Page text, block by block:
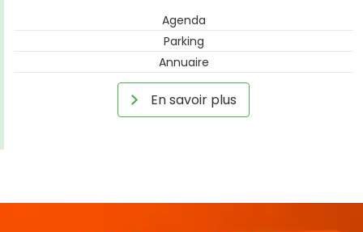
Agenda
Parking
Annuaire
En savoir plus